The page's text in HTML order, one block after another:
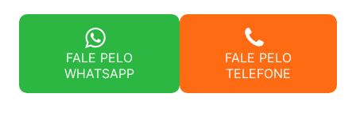
FALE PELO
WHATSAPP
FALE PELO
TELEFONE